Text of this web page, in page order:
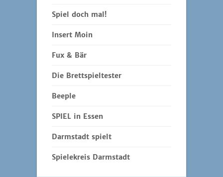
Spiel doch mal!
Insert Moin
Fux & Bär
Die Brettspieltester
Beeple
SPIEL in Essen
Darmstadt spielt
Spielekreis Darmstadt